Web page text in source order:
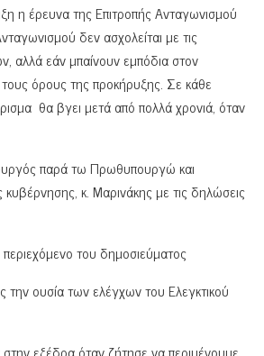
η έρευνα της Επιτροπής Ανταγωνισμού
δεν ασχολείται με τις
αλλά εάν μπαίνουν εμπόδια στον
όρους της προκήρυξης. Σε κάθε
θα βγει μετά από πολλά χρονιά, όταν
παρά τω Πρωθυπουργώ και
κ. Μαρινάκης με τις δηλώσεις
του δημοσιεύματος
ουσία των ελέγχων του Ελεγκτικού